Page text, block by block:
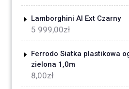
Lamborghini Al Ext Czarny
5 999,00zł
Ferrodo Siatka plastikowa
zielona 1,0m
8,00zł